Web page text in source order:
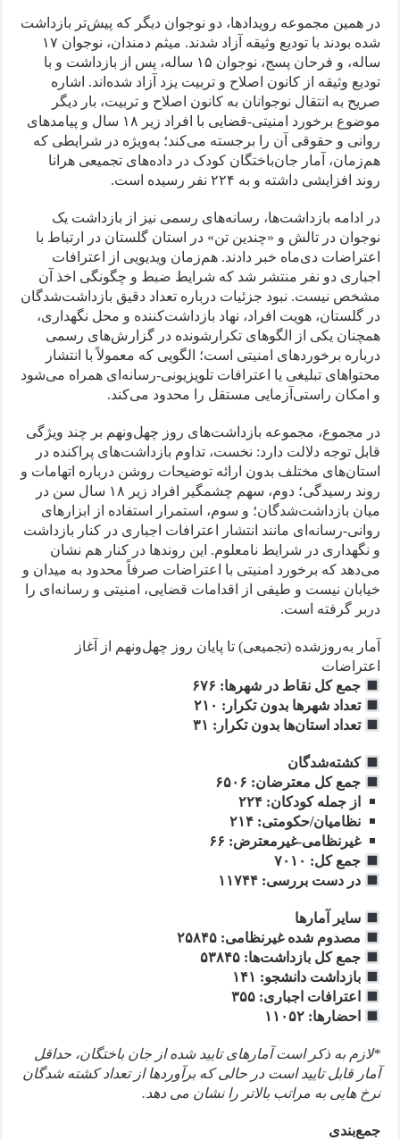
در همین مجموعه رویدادها، دو نوجوان دیگر که پیش‌تر بازداشت
شده بودند با تودیع وثیقه آزاد شدند. میثم دمندان، نوجوان ۱۷
ساله، و فرحان پسج، نوجوان ۱۵ ساله، پس از بازداشت و با
تودیع وثیقه از کانون اصلاح و تربیت یزد آزاد شده‌اند. اشاره
صریح به انتقال نوجوانان به کانون اصلاح و تربیت، بار دیگر
موضوع برخورد امنیتی-قضایی با افراد زیر ۱۸ سال و پیامدهای
روانی و حقوقی آن را برجسته می‌کند؛ به‌ویژه در شرایطی که
هم‌زمان، آمار جان‌باختگان کودک در داده‌های تجمیعی هرانا
روند افزایشی داشته و به ۲۲۴ نفر رسیده است.
در ادامه بازداشت‌ها، رسانه‌های رسمی نیز از بازداشت یک
نوجوان در تالش و «چندین تن» در استان گلستان در ارتباط با
اعتراضات دی‌ماه خبر دادند. هم‌زمان ویدیویی از اعترافات
اجباری دو نفر منتشر شد که شرایط ضبط و چگونگی اخذ آن
مشخص نیست. نبود جزئیات درباره تعداد دقیق بازداشت‌شدگان
در گلستان، هویت افراد، نهاد بازداشت‌کننده و محل نگهداری،
همچنان یکی از الگوهای تکرارشونده در گزارش‌های رسمی
درباره برخوردهای امنیتی است؛ الگویی که معمولاً با انتشار
محتواهای تبلیغی یا اعترافات تلویزیونی-رسانه‌ای همراه می‌شود
و امکان راستی‌آزمایی مستقل را محدود می‌کند.
در مجموع، مجموعه بازداشت‌های روز چهل‌ونهم بر چند ویژگی
قابل توجه دلالت دارد: نخست، تداوم بازداشت‌های پراکنده در
استان‌های مختلف بدون ارائه توضیحات روشن درباره اتهامات و
روند رسیدگی؛ دوم، سهم چشمگیر افراد زیر ۱۸ سال سن در
میان بازداشت‌شدگان؛ و سوم، استمرار استفاده از ابزارهای
روانی-رسانه‌ای مانند انتشار اعترافات اجباری در کنار بازداشت
و نگهداری در شرایط نامعلوم. این روندها در کنار هم نشان
می‌دهد که برخورد امنیتی با اعتراضات صرفاً محدود به میدان و
خیابان نیست و طیفی از اقدامات قضایی، امنیتی و رسانه‌ای را
دربر گرفته است.
آمار به‌روزشده (تجمیعی) تا پایان روز چهل‌ونهم از آغاز
اعتراضات
جمع کل نقاط در شهرها: ۶۷۶
تعداد شهرها بدون تکرار: ۲۱۰
تعداد استان‌ها بدون تکرار: ۳۱
کشته‌شدگان
جمع کل معترضان: ۶۵۰۶
از جمله کودکان: ۲۲۴
نظامیان/حکومتی: ۲۱۴
غیرنظامی-غیرمعترض: ۶۶
جمع کل: ۷۰۱۰
در دست بررسی: ۱۱۷۴۴
سایر آمارها
مصدوم شده غیرنظامی: ۲۵۸۴۵
جمع کل بازداشت‌ها: ۵۳۸۴۵
بازداشت دانشجو: ۱۴۱
اعترافات اجباری: ۳۵۵
احضارها: ۱۱۰۵۲
*لازم به ذکر است آمارهای تایید شده از جان باختگان، حداقل
آمار قابل تایید است در حالی که برآوردها از تعداد کشته شدگان
نرخ هایی به مراتب بالاتر را نشان می دهد.
جمع‌بندی